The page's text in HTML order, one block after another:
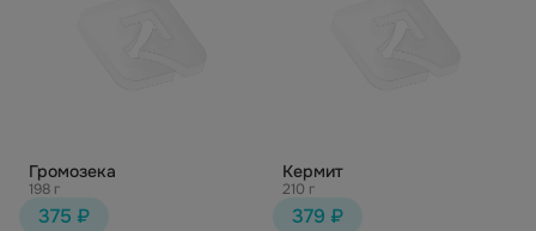
Громозека
198 г
375 ₽
Кермит
210 г
379 ₽